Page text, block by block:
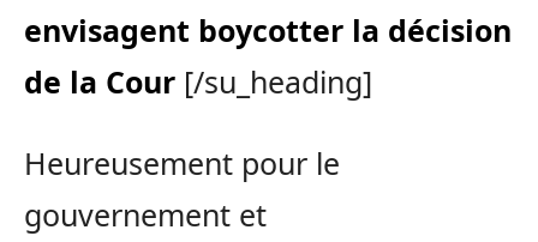
envisagent boycotter la décision
de la Cour [/su_heading]
Heureusement pour le
gouvernement et